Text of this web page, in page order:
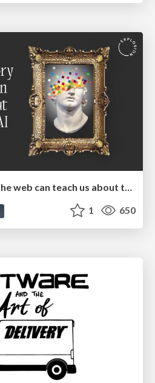
What the history of the web can teach us about the future of AI
1 650